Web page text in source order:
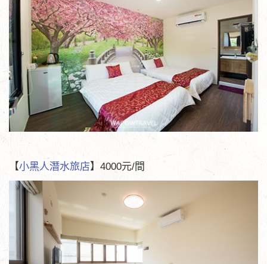
【小黑人潛水旅店】4000元/間